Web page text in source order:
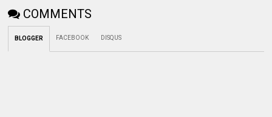
COMMENTS
BLOGGER FACEBOOK DISQUS